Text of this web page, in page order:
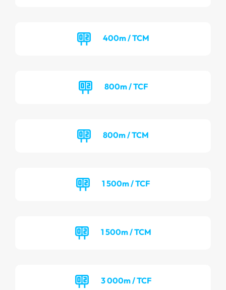
400m / TCM
800m / TCF
800m / TCM
1 500m / TCF
1 500m / TCM
3 000m / TCF